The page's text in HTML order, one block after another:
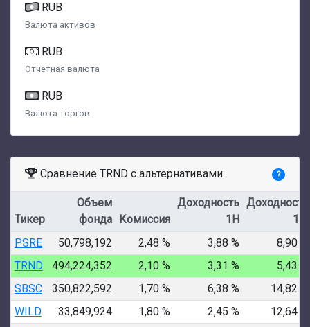
RUB
Валюта активов
RUB
Отчетная валюта
RUB
Валюта торгов
Сравнение TRND с альтернативами ?
Тикер
Объем
фонда
Комиссия
Доходность
1Н
Доходность
1М
PSRE
50,798,192 2,48 % 3,88 %
8,90 %
TRND
494,224,352 2,10 % 3,31 %
5,43 %
SBSC
350,822,592 1,70 % 6,38 %
14,82 %
WILD
33,849,924 1,80 % 2,45 %
12,64 %